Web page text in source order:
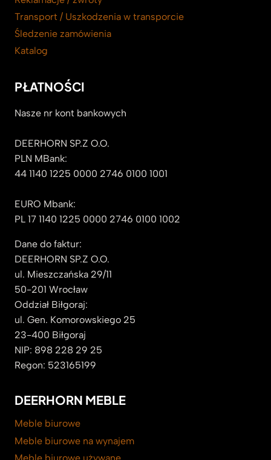
Transport / Uszkodzenia w transporcie
Śledzenie zamówienia
Katalog
PŁATNOŚCI
Nasze nr kont bankowych
DEERHORN SP.Z O.O.
PLN MBank:
44 1140 1225 0000 2746 0100 1001
EURO Mbank:
PL 17 1140 1225 0000 2746 0100 1002
Dane do faktur:
DEERHORN SP.Z O.O.
ul. Mieszczańska 29/11
50-201 Wrocław
Oddział Biłgoraj:
ul. Gen. Komorowskiego 25
23-400 Biłgoraj
NIP: 898 228 29 25
Regon: 523165199
DEERHORN MEBLE
Meble biurowe
Meble biurowe na wynajem